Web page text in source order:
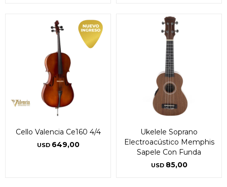
Cello Valencia Ce160 4/4
USD 649,00
Ukelele Soprano
Electroacústico Memphis
Sapele Con Funda
USD 85,00